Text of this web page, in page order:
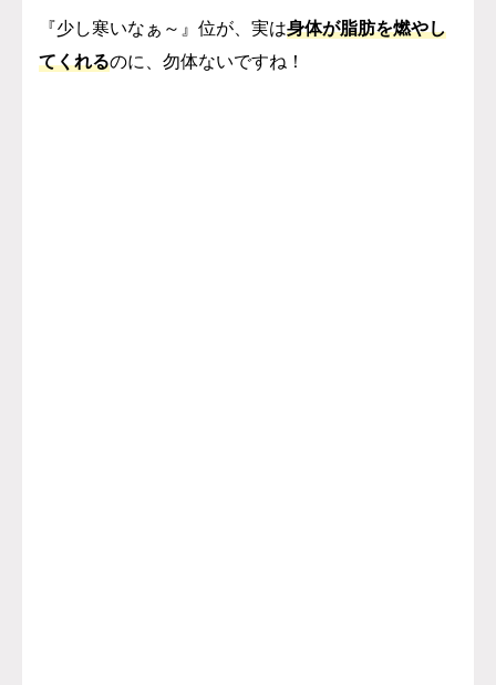
『少し寒いなぁ～』位が、実は身体が脂肪を燃やし
てくれるのに、勿体ないですね！